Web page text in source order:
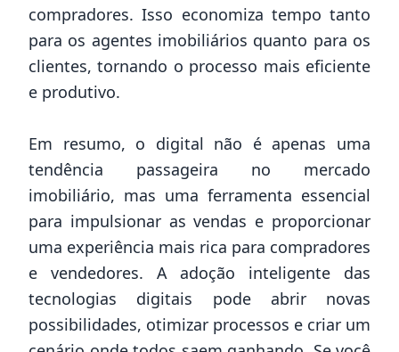
compradores. Isso economiza tempo tanto
para os agentes imobiliários quanto para os
clientes, tornando o processo mais eficiente
e produtivo.
Em resumo, o digital não é apenas uma
tendência passageira no mercado
imobiliário, mas uma ferramenta essencial
para impulsionar as vendas e proporcionar
uma experiência mais rica para compradores
e vendedores. A adoção inteligente das
tecnologias digitais pode abrir novas
possibilidades, otimizar processos e criar um